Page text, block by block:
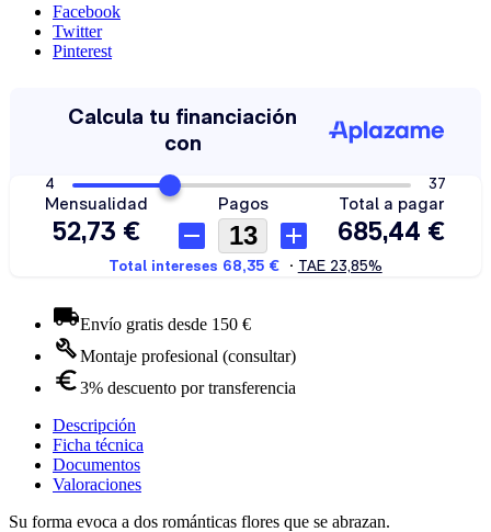
Facebook
Twitter
Pinterest
Envío gratis desde 150 €
Montaje profesional (consultar)
3% descuento por transferencia
Descripción
Ficha técnica
Documentos
Valoraciones
Su forma evoca a dos románticas flores que se abrazan.